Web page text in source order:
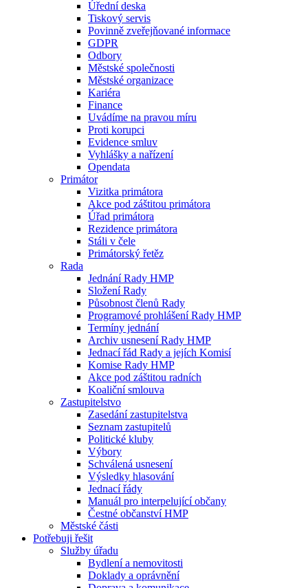
Úřední deska
Tiskový servis
Povinně zveřejňované informace
GDPR
Odbory
Městské společnosti
Městské organizace
Kariéra
Finance
Uvádíme na pravou míru
Proti korupci
Evidence smluv
Vyhlášky a nařízení
Opendata
Primátor
Vizitka primátora
Akce pod záštitou primátora
Úřad primátora
Rezidence primátora
Stáli v čele
Primátorský řetěz
Rada
Jednání Rady HMP
Složení Rady
Působnost členů Rady
Programové prohlášení Rady HMP
Termíny jednání
Archiv usnesení Rady HMP
Jednací řád Rady a jejích Komisí
Komise Rady HMP
Akce pod záštitou radních
Koaliční smlouva
Zastupitelstvo
Zasedání zastupitelstva
Seznam zastupitelů
Politické kluby
Výbory
Schválená usnesení
Výsledky hlasování
Jednací řády
Manuál pro interpelující občany
Čestné občanství HMP
Městské části
Potřebuji řešit
Služby úřadu
Bydlení a nemovitosti
Doklady a oprávnění